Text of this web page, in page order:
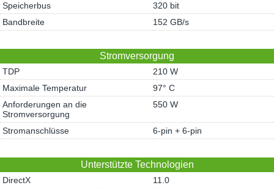
Speicherbus
320 bit
Bandbreite
152 GB/s
Stromversorgung
TDP
210 W
Maximale Temperatur
97° C
Anforderungen an die
Stromversorgung
550 W
Stromanschlüsse 6-pin + 6-pin
Unterstützte Technologien
DirectX
11.0